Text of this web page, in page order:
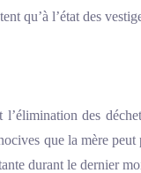
qu’à l’état des
des
que la mère
durant le dernier